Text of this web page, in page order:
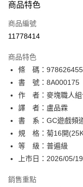
信用卡一次付款
超商取貨付款
相關說明
【關於「AFTEE先享後付
AFTEE先享後付是「在收
便利好安心！
１．簡單：不需註冊會員
２．便利：只要手機號碼
３．安心：先確認商品／
【「AFTEE先享後付」結
１．於結帳方式選擇「
結帳頁面，進行簡訊認證
２．訂單成立數日內，您
ATM／網路銀行／等多元
ATM付款
運送方式
全家取貨付款
每筆NT$80，滿
付款後全家取貨
商品特色
商品編號
11778414
商品特色
條 碼：
書 號：8A000175
作 者：麥塊職人組
譯 者：盧品霖
書 系：GC遊戲頻
規 格：菊16開
等 級：普遍級
上市日：2026/05/19
銷售重點